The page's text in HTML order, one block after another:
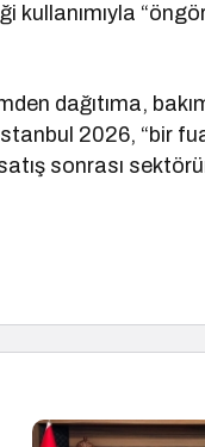
kullanımıyla
dağıtıma,
2026, “bir
sonrası